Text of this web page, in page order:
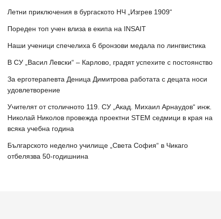
Летни приключения в бургаското НЧ „Изгрев 1909“
Пореден топ учен влиза в екипа на INSAIT
Наши ученици спечелиха 6 бронзови медала по лингвистика
В СУ „Васил Левски“ – Карлово, градят успехите с постоянство
За ерготерапевта Деница Димитрова работата с децата носи
удовлетворение
Учителят от столичното 119. СУ „Акад. Михаил Арнаудов“ инж.
Николай Николов провежда проектни STEM седмици в края на
всяка учебна година
Българското неделно училище „Света София“ в Чикаго
отбелязва 50-годишнина